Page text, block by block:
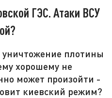
ГЭС. Атаки ВСУ
плотины
хорошему не
может произойти -
киевский режим?